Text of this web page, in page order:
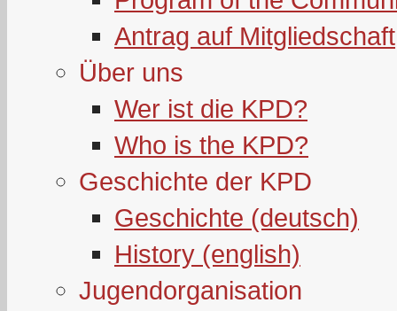
Antrag auf Mitgliedschaft
Über uns
Wer ist die KPD?
Who is the KPD?
Geschichte der KPD
Geschichte (deutsch)
History (english)
Jugendorganisation